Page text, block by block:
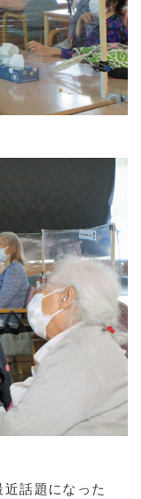
話題になった